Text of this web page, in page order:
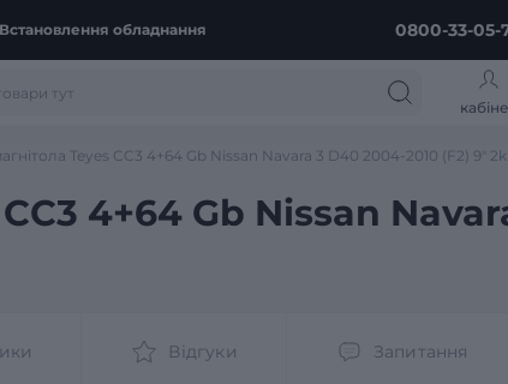
Встановлення обладнання 0800-33-05-
Teyes CC3 4+64 Gb Nissan Navara 3 D40 2004-2010 (F2) 9" 2k
4+64 Gb Nissan
Відгуки Запитання